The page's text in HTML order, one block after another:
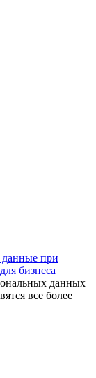
данные при
бизнеса
данных
все более